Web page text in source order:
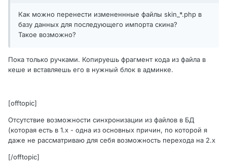
Как можно перенести измененнные файлы skin_*.php в
базу данных для последующего импорта скина?
Такое возможно?
Пока только ручками. Копируешь фрагмент кода из файла в
кеше и вставляешь его в нужный блок в админке.
[offtopic]
Отсутствие возможности синхронизации из файлов в БД
(которая есть в 1.х - одна из основных причин, по которой я
даже не рассматриваю для себя возможность перехода на 2.х
[/offtopic]